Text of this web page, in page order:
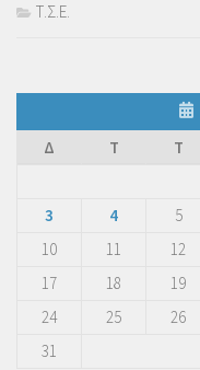
Τ.Σ.Ε.
Δ
Τ Τ
3
4 5
10
11 12
17
18 19
24
25 26
31